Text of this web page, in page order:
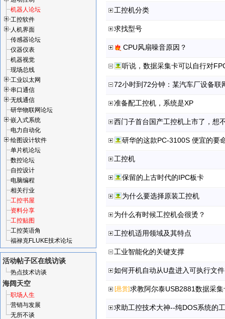
机器人论坛
工控软件
人机界面
传感器论坛
仪器仪表
机器视觉
现场总线
工业以太网
串口通信
无线通信
研华物联网论坛
嵌入式系统
电力自动化
绘图设计软件
单片机论坛
数控论坛
自控设计
电脑编程
相关行业
工控书屋
资料分享
工控贴图
工控英语角
福禄克FLUKE技术论坛
活动帖子区在线访谈
热点技术访谈
海阔天空
职场人生
营销与发展
无所不谈
工控机分类
求找型号
CPU风扇噪音原因？
听说，数据采集卡可以自行对
72小时到72分钟：某汽车厂设备
准备配工控机，系统是XP
西门子首台国产工控机上市了，想
研华的这款PC-3100S 便宜的要
工控机
保留的上古时代的IPC板卡
为什么要选择原装工控机
为什么有时候工控机会很烫？
工控机适用领域及其特点
工业智能化的关键支撑
如何开机自动从U盘进入可执行文件
[悬赏]求教阿尔泰USB2881数据采
求助工控技术大神--纯DOS系统的